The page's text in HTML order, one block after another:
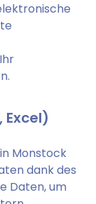
Monstock
dank des
Daten, um